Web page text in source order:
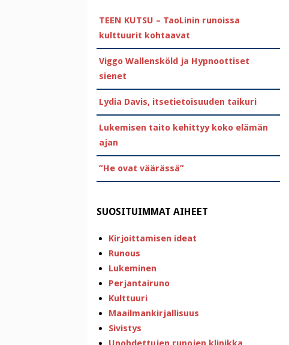
TEEN KUTSU – TaoLinin runoissa
kulttuurit kohtaavat
Viggo Wallensköld ja Hypnoottiset
sienet
Lydia Davis, itsetietoisuuden taikuri
Lukemisen taito kehittyy koko elämän
ajan
”He ovat väärässä”
SUOSITUIMMAT AIHEET
Kirjoittamisen ideat
Runous
Lukeminen
Perjantairuno
Kulttuuri
Maailmankirjallisuus
Sivistys